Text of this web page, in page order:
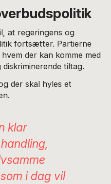
at regeringens og
fortsætter. Partierne
der kan komme med
tiltag.
der skal hyles et
klar
i dag vil